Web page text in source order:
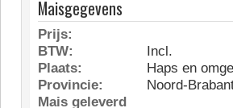
Maisgegevens
Prijs:
BTW:
Incl.
Plaats:
Haps en
Provincie:
Noord-
Mais geleverd